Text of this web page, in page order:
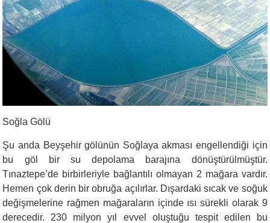
Soğla Gölü
Şu anda Beyşehir gölünün Soğlaya akması engellendiği için
bu göl bir su depolama barajına dönüştürülmüştür.
Tınaztepe’de birbirleriyle bağlantılı olmayan 2 mağara vardır.
Hemen çok derin bir obruğa açılırlar. Dışardaki sıcak ve soğuk
değişmelerine rağmen mağaraların içinde ısı sürekli olarak 9
derecedir. 230 milyon yıl evvel oluştuğu tespit edilen bu